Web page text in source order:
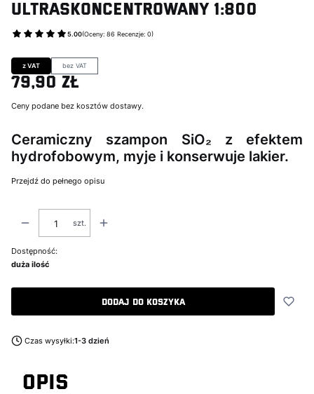
Ultraskoncentrowany 1:800
5.00(Oceny: 86 Recenzje: 0)
Przejdź do sekcji Opinie
z VAT bez VAT
Cena
79,90 zł
Ceny podane bez kosztów dostawy.
Ceramiczny szampon SiO₂ z efektem
hydrofobowym, myje i konserwuje lakier.
Przejdź do pełnego opisu
szt.
Dostępność:
duża ilość
Dodaj do koszyka
Czas wysyłki:1-3 dzień
OPIS